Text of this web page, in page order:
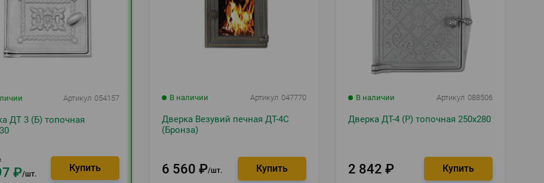
Артикул 054157
ДТ 3 (Б) топочная
₽ шт.
В наличии Артикул 047770
Дверка Везувий печная ДТ-4С
(Бронза)
6 560 ₽ шт.
В наличии Артикул 088506
Дверка ДТ-4 (Р) топочная 250х280
2 842 ₽